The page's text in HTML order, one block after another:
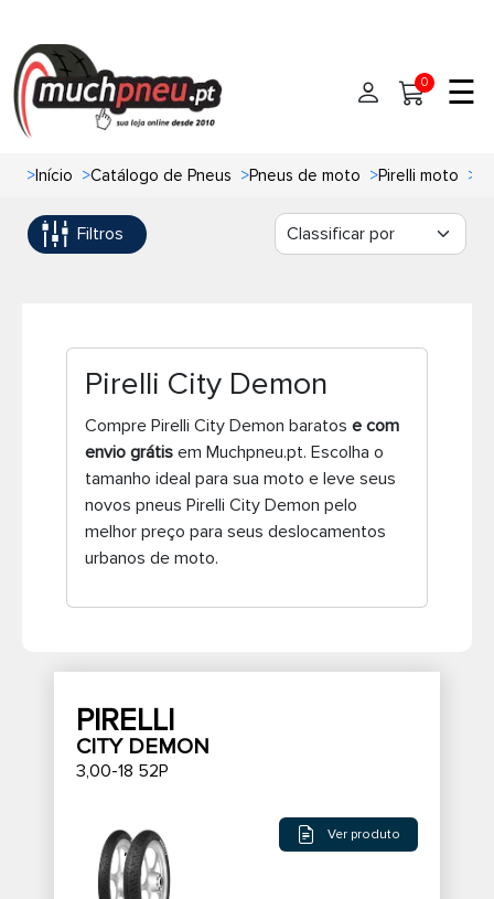
Início
Pneus
Pneus 4x4
Pneus de Van
Pneus de caminhão
Oficinas de Pneus
Contato
0 ☰
>Início >Catálogo de Pneus >Pneus de moto >Pirelli moto >
Filtros
Pirelli City Demon
Compre Pirelli City Demon baratos e com
envio grátisem Muchpneu.pt. Escolha o
tamanho ideal para sua moto e leve seus
novos pneus Pirelli City Demon pelo
melhor preço para seus deslocamentos
urbanos de moto.
PIRELLI
CITY DEMON
3,00-18 52P
Ver produto